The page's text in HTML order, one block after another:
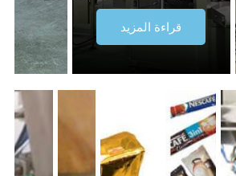
قراءة المزيد